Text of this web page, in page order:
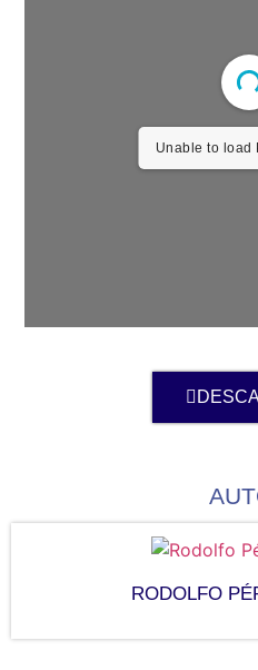
Unable to load
RODOLFO